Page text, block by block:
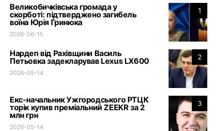
1
Великобичківська громада у
скорботі: підтверджено загибель
воїна Юрія Гринюка
2026-06-15
2
Нардеп від Рахівщини Василь
Петьовка задекларував Lexus LX600
2026-05-14
3
Екс-начальник Ужгородського РТЦК
торік купив преміальний ZEEKR за 2
млн грн
2026-05-14